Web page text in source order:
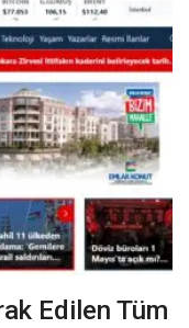
Edilen Tüm